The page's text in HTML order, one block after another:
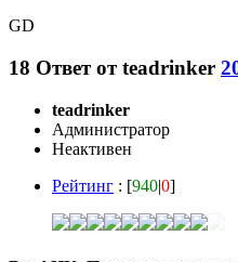
GD
18 Ответ отteadrinker
teadrinker
Администратор
Неактивен
Рейтинг : [940|0]